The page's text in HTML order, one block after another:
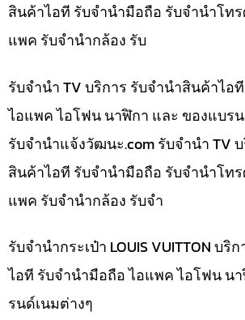
สินค้าไอที รับจำนำมือถือ รับจำนำโท
แพค รับจำนำกล้อง รับ
รับจำนำ TV บริการ รับจำนำสินค้าไอ
ไอแพค ไอโฟน นาฬิกา และ ของแบร
รับจํานําแจ้งวัฒนะ.com รับจำนำ TV
สินค้าไอที รับจำนำมือถือ รับจำนำโท
แพค รับจำนำกล้อง รับจำ
รับจำนำกระเป๋า LOUIS VUITTON บ
ไอที รับจำนำมือถือ ไอแพค ไอโฟน น
รนด์เนมต่างๆ